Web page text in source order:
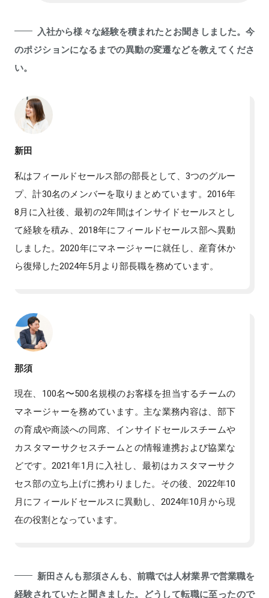
入社から様々な経験を積まれたとお聞きしました。今
のポジションになるまでの異動の変遷などを教えてくださ
い。
新田
私はフィールドセールス部の部長として、3つのグルー
プ、計30名のメンバーを取りまとめています。2016年
8月に入社後、最初の2年間はインサイドセールスとし
て経験を積み、2018年にフィールドセールス部へ異動
しました。2020年にマネージャーに就任し、産育休か
ら復帰した2024年5月より部長職を務めています。
那須
現在、100名〜500名規模のお客様を担当するチームの
マネージャーを務めています。主な業務内容は、部下
の育成や商談への同席、インサイドセールスチームや
カスタマーサクセスチームとの情報連携および協業な
どです。2021年1月に入社し、最初はカスタマーサク
セス部の立ち上げに携わりました。その後、2022年10
月にフィールドセールスに異動し、2024年10月から現
在の役割となっています。
新田さんも那須さんも、前職では人材業界で営業職を
経験されていたと聞きました。どうして転職に至ったので